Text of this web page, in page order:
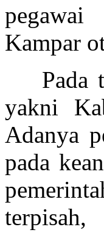
Kampar
Pada
yakni
Adanya
pada